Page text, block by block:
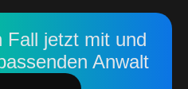
Fall jetzt mit und
Anwalt